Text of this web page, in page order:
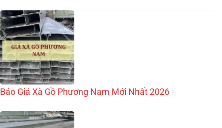
Báo Giá Xà Gồ Phương Nam Mới Nhất 2026